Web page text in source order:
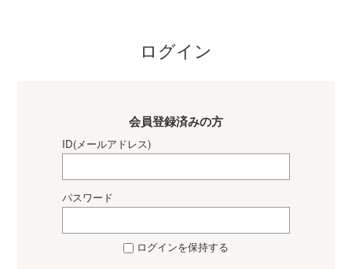
ログイン
会員登録済みの方
ID(メールアドレス)
パスワード
ログインを保持する